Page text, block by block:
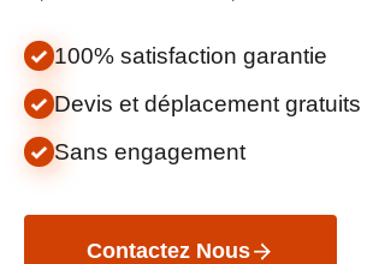
100% satisfaction garantie
Devis et déplacement gratuits
Sans engagement
Contactez Nous